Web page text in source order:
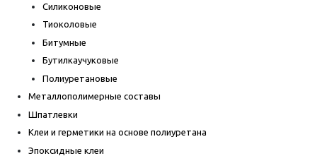
Силиконовые
Тиоколовые
Битумные
Бутилкаучуковые
Полиуретановые
Металлополимерные составы
Шпатлевки
Клеи и герметики на основе полиуретана
Эпоксидные клеи